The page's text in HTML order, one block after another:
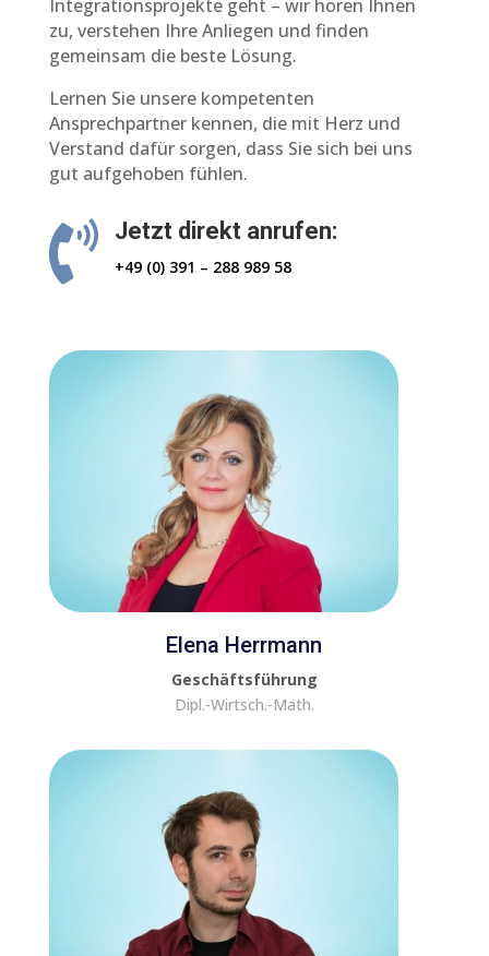
Integrationsprojekte geht – wir hören Ihnen
zu, verstehen Ihre Anliegen und finden
gemeinsam die beste Lösung.
Lernen Sie unsere kompetenten
Ansprechpartner kennen, die mit Herz und
Verstand dafür sorgen, dass Sie sich bei uns
gut aufgehoben fühlen.
 Jetzt direkt anrufen:
+49 (0) 391 – 288 989 58
Elena Herrmann
Geschäftsführung
Dipl.-Wirtsch.-Math.